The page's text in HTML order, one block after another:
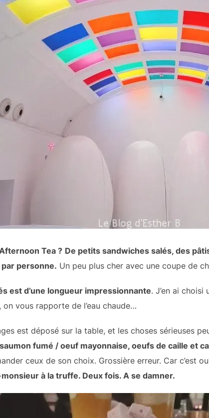
Tea ? De petits sandwiches salés, des
personne. Un peu plus cher avec une coupe de
est d’une longueur impressionnante. J’en ai
vous rapporte de l’eau chaude…
est déposé sur la table, et les choses sérieuses
fumé / oeuf mayonnaise, oeufs de caille et
ceux de son choix. Grossière erreur. Car c’est
à la truffe. Deux fois. A se damner.